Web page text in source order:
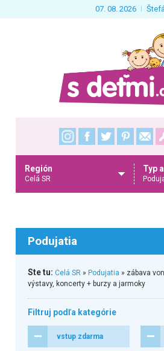
07. 08. 2026
Región
Celá SR
Typ
Podujatia
Ste tu: Celá SR» Podujatia » zábava
výstavy, koncerty + burzy a jarmoky
Filtruj podľa kategórie
vstup zdarma